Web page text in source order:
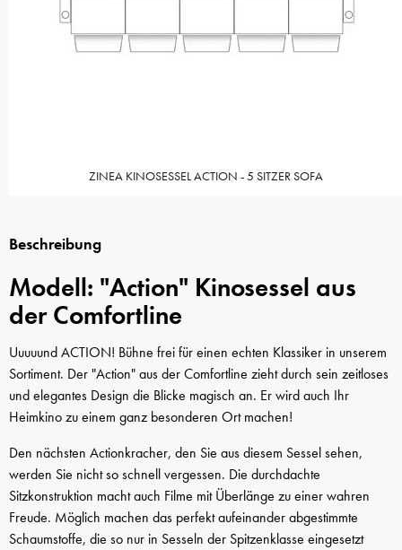
ZINEA KINOSESSEL ACTION - 5 SITZER SOFA
Beschreibung
Modell: "Action" Kinosessel aus
der Comfortline
Uuuuund ACTION! Bühne frei für einen echten Klassiker in unserem
Sortiment. Der "Action" aus der Comfortline zieht durch sein zeitloses
und elegantes Design die Blicke magisch an. Er wird auch Ihr
Heimkino zu einem ganz besonderen Ort machen!
Den nächsten Actionkracher, den Sie aus diesem Sessel sehen,
werden Sie nicht so schnell vergessen. Die durchdachte
Sitzkonstruktion macht auch Filme mit Überlänge zu einer wahren
Freude. Möglich machen das perfekt aufeinander abgestimmte
Schaumstoffe, die so nur in Sesseln der Spitzenklasse eingesetzt